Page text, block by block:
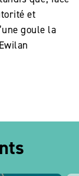
et
goule la